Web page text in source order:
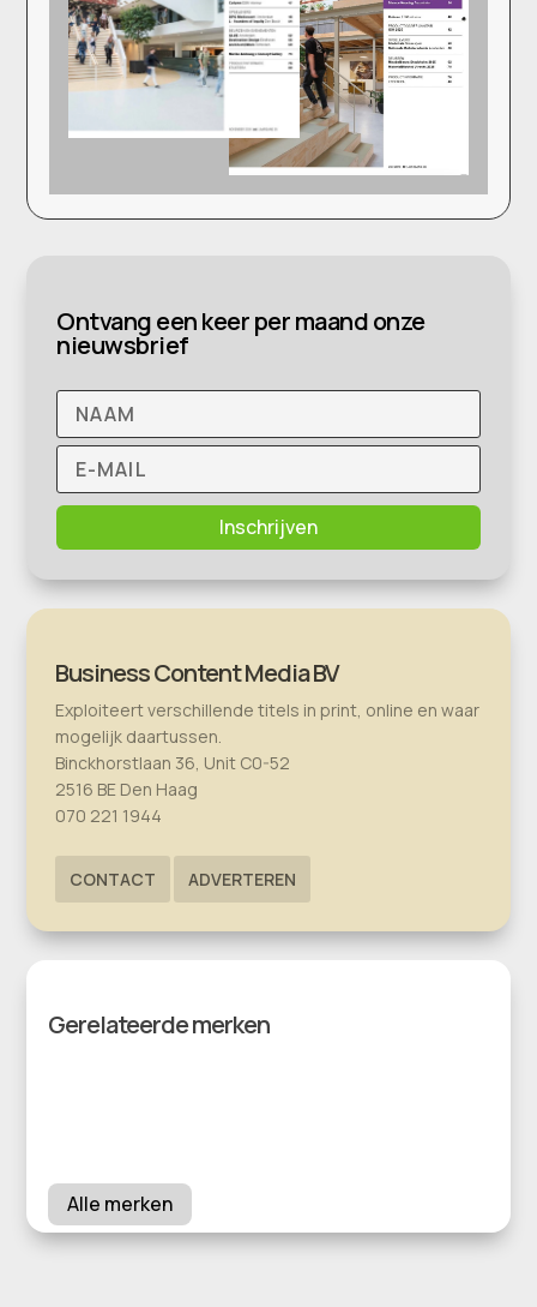
Ontvang een keer per maand onze
nieuwsbrief
Inschrijven
Business Content Media BV
Exploiteert verschillende titels in print, online en waar
mogelijk daartussen.
Binckhorstlaan 36, Unit C0-52
2516 BE Den Haag
070 221 1944
CONTACT ADVERTEREN
Gerelateerde merken
Alle merken